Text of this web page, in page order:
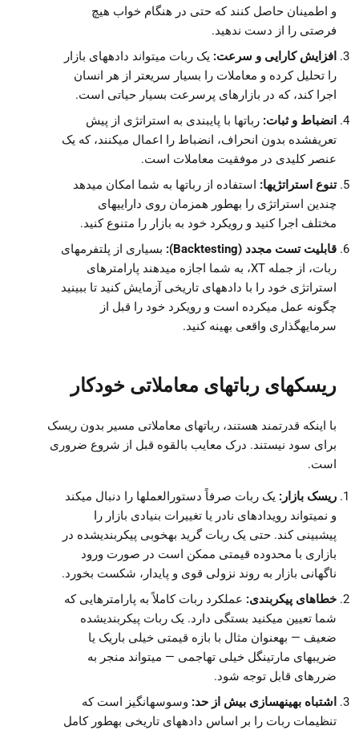
و اطمینان حاصل کنند که حتی در هنگام خواب هیچ
فرصتی را از دست ندهید.
افزایش کارایی و سرعت: یک ربات میتواند دادههای بازار
را تحلیل کرده و معاملات را بسیار سریعتر از هر انسان
اجرا کند، که در بازارهای پرسرعت بسیار حیاتی است.
انضباط و ثبات: رباتها با پایبندی به استراتژی از پیش
تعریفشده بدون انحراف، انضباط را اعمال میکنند، که یک
عنصر کلیدی در موفقیت معاملات است.
تنوع استراتژیها: استفاده از رباتها به شما امکان میدهد
چندین استراتژی را بهطور همزمان روی داراییهای
مختلف اجرا کنید و رویکرد خود به بازار را متنوع کنید.
قابلیت تست مجدد (Backtesting):
بسیاری از پلتفرمهای
ربات، از جمله XT، به شما اجازه میدهند پارامترهای
استراتژی خود را با دادههای تاریخی آزمایش کنید تا ببینید
چگونه عمل میکرده است و رویکرد خود را قبل از
سرمایهگذاری واقعی بهینه کنید.
ریسکهای رباتهای معاملاتی خودکار
با اینکه قدرتمند هستند، رباتهای معاملاتی مسیر بدون ریسک
برای سود نیستند. درک معایب بالقوه قبل از شروع ضروری
است.
ریسک بازار: یک ربات صرفاً دستورالعملها را دنبال میکند
و نمیتواند رویدادهای نادر یا تغییرات بنیادی بازار را
پیشبینی کند. حتی یک ربات گرید بهخوبی پیکربندیشده در
بازاری با محدوده قیمتی ممکن است در صورت ورود
ناگهانی بازار به روند نزولی قوی و پایدار، شکست بخورد.
خطاهای پیکربندی: عملکرد ربات کاملاً به پارامترهایی که
شما تعیین میکنید بستگی دارد. یک ربات پیکربندیشده
ضعیف — بهعنوان مثال با بازه قیمتی خیلی باریک یا
ضریبهای مارتینگل خیلی تهاجمی — میتواند منجر به
ضررهای قابل توجه شود.
اشتباه بهینهسازی بیش از حد: وسوسهانگیز است که
تنظیمات ربات را بر اساس دادههای تاریخی بهطور کامل